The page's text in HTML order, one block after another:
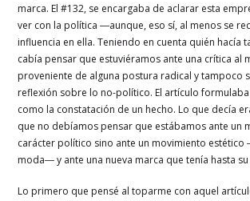
marca. El #132, se encargaba de aclarar esta
ver con la política ―aunque, eso sí, al menos se
influencia en ella. Teniendo en cuenta quién hacía
cabía pensar que estuviéramos ante una crítica al
proveniente de alguna postura radical y tampoco
reflexión sobre lo no-político. El artículo
como la constatación de un hecho. Lo que decía
que no debíamos pensar que estábamos ante un
carácter político sino ante un movimiento estético
moda― y ante una nueva marca que tenía hasta
Lo primero que pensé al toparme con aquel